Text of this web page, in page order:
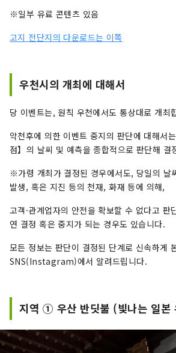
※일부 유료 콘텐츠 있음
고지 전단지의 다운로드는 이쪽
우천시의 개최에 대해서
당 이벤트는, 원칙 우천에서도 통상대로 개최
악천후에 의한 이벤트 중지의 판단에 대해서
점】의 날씨 및 예측을 종합적으로 판단해 결
※가령 개최가 결정된 경우에서도, 당일의 날
발생, 혹은 지진 등의 천재, 화재 등에 의해,
고객·관계업자의 안전을 확보할 수 없다고 판
연 결정 혹은 중지가 되는 경우도 있습니다.
모든 정보는 판단이 결정된 단계로 신속하게
SNS(Instagram)에서 알려드립니다.
지역 ① 우산 반딧불 (빛나는 일본